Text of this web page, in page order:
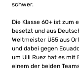
schwer.
Die Klasse 60+ ist zum
besetzt und aus
Weltmeister Ü55 aus
und dabei gegen
um Ulli Ruez hat es mit
einem der beiden